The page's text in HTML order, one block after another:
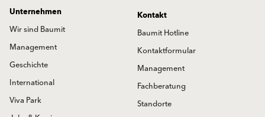
Unternehmen
Wir sind Baumit
Management
Geschichte
International
Viva Park
Kontakt
Baumit Hotline
Kontaktformular
Management
Fachberatung
Standorte